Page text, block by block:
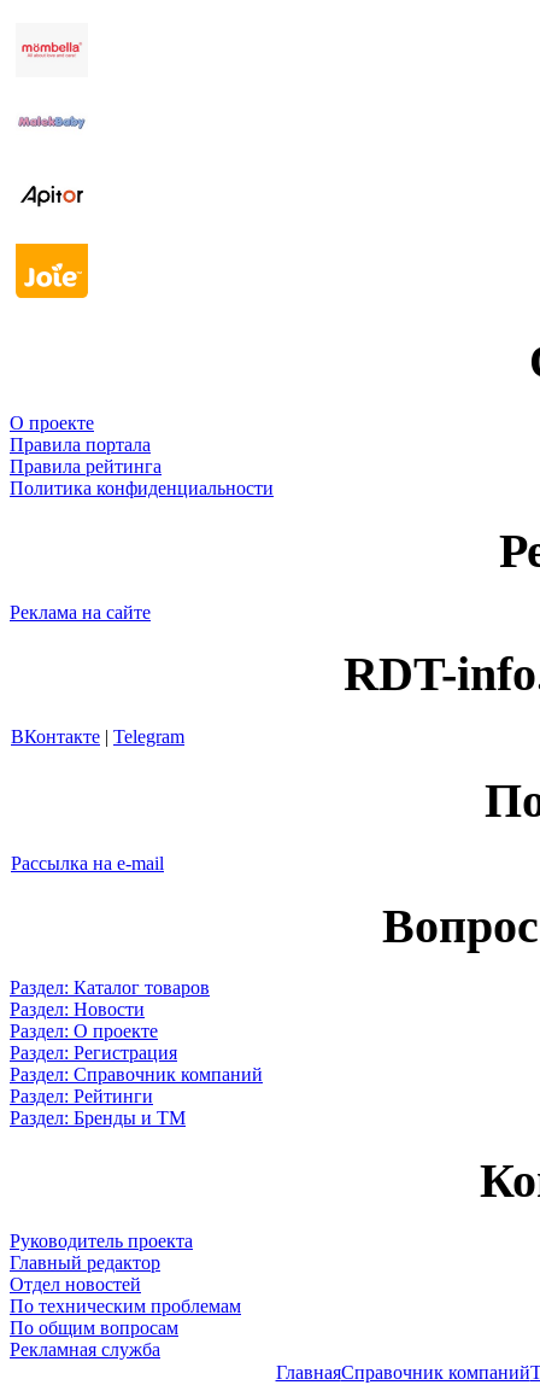
О проекте
Правила портала
Правила рейтинга
Политика конфиденциальности
Реклама на сайте
RDT-
ВКонтакте | Telegram
Рассылка на e-mail
Раздел: Каталог товаров
Раздел: Новости
Раздел: О проекте
Раздел: Регистрация
Раздел: Справочник компаний
Раздел: Рейтинги
Раздел: Бренды и ТМ
Руководитель проекта
Главный редактор
Отдел новостей
По техническим проблемам
По общим вопросам
Рекламная служба
ГлавнаяСправочник компаний